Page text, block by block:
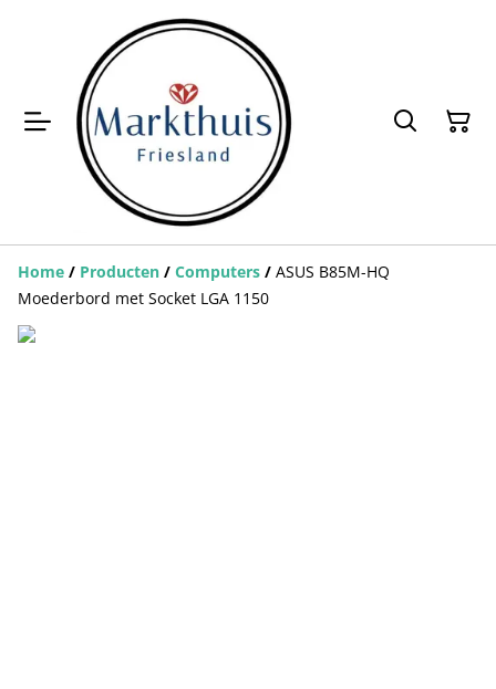
Home / Producten / Computers / ASUS B85M-HQ
Moederbord met Socket LGA 1150